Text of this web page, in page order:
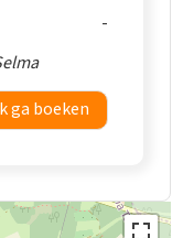
ga boeken